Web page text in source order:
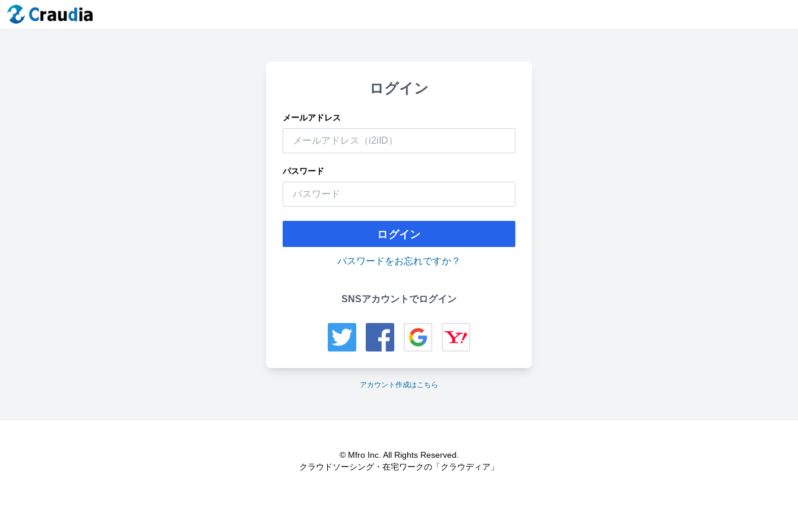
ログイン
メールアドレス
パスワード
ログイン
パスワードをお忘れですか？
SNSアカウントでログイン
アカウント作成はこちら
© Mfro Inc. All Rights Reserved.
クラウドソーシング・在宅ワークの「クラウディア」